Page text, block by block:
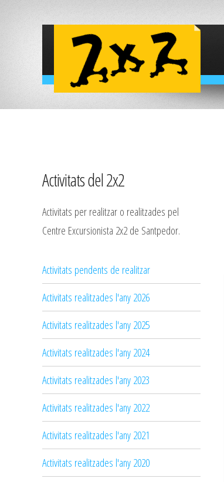
Activitats del 2x2
Activitats per realitzar o realitzades pel
Centre Excursionista 2x2 de Santpedor.
Activitats pendents de realitzar
Activitats realitzades l'any 2026
Activitats realitzades l'any 2025
Activitats realitzades l'any 2024
Activitats realitzades l'any 2023
Activitats realitzades l'any 2022
Activitats realitzades l'any 2021
Activitats realitzades l'any 2020
Sorry, we have no imagery here.